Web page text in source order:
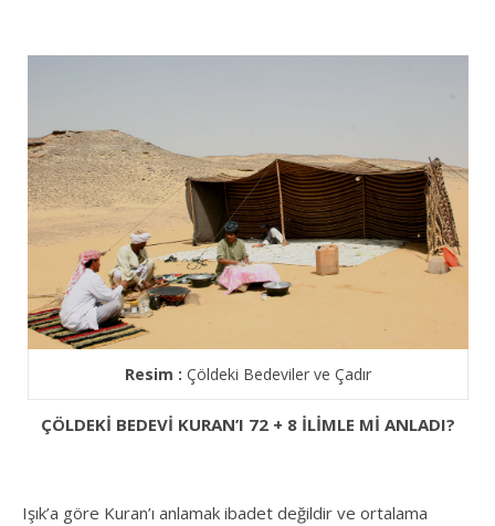
Resim : Çöldeki Bedeviler ve Çadır
ÇÖLDEKİ BEDEVİ KURAN’I 72 + 8 İLİMLE Mİ ANLADI?
Işık’a göre Kuran’ı anlamak ibadet değildir ve ortalama